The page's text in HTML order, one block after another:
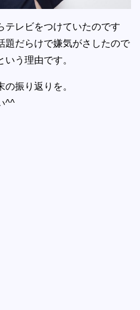
レビをつけていたのです
題だらけで嫌気がさしたので
いう理由です。
振り返りを。
^^